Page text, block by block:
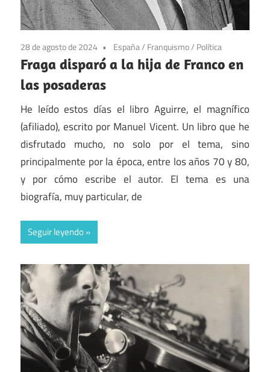
28 de agosto de 2024 España/ Franquismo/ Política
Fraga disparó a la hija de Franco en
las posaderas
He leído estos días el libro Aguirre, el magnífico
(afiliado), escrito por Manuel Vicent. Un libro que he
disfrutado mucho, no solo por el tema, sino
principalmente por la época, entre los años 70 y 80,
y por cómo escribe el autor. El tema es una
biografía, muy particular, de
Seguir leyendo